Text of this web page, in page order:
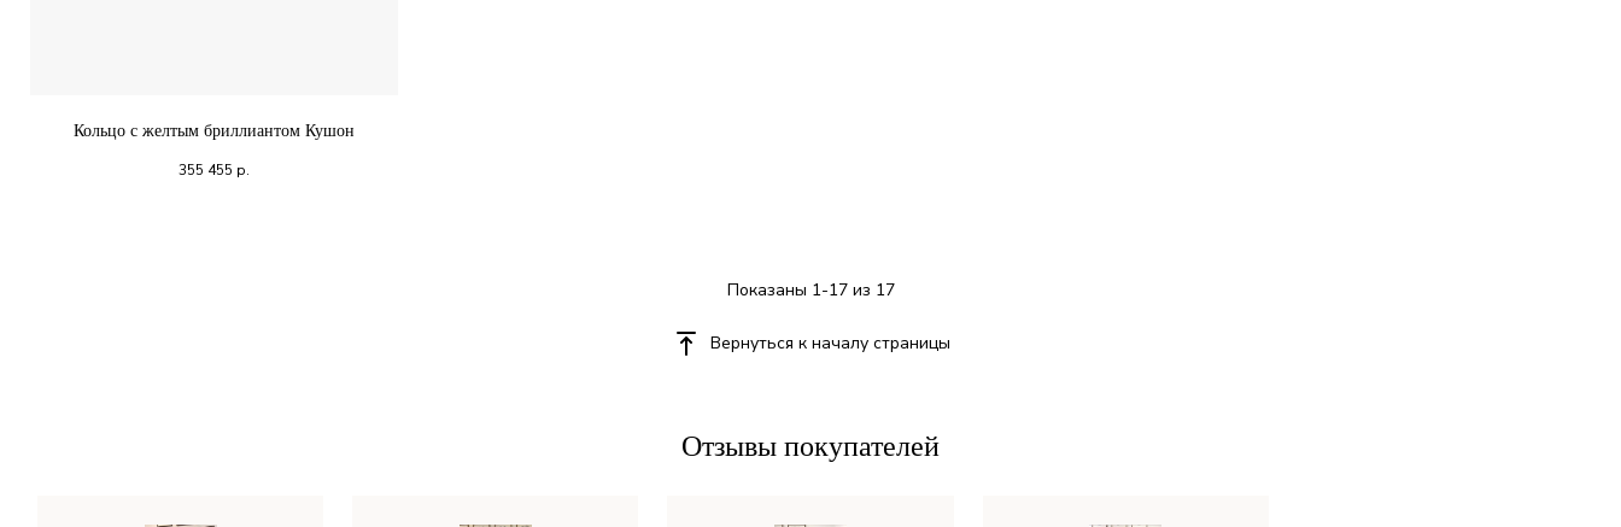
Кольцо с желтым бриллиантом Кушон
355 455 р.
Показаны 1-17 из 17
Вернуться к началу страницы
Отзывы покупателей